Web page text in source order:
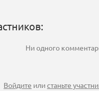
Ни одного
Войдите илистаньте